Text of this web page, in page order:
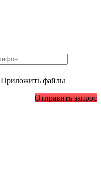
Приложить файлы
Отправить запрос